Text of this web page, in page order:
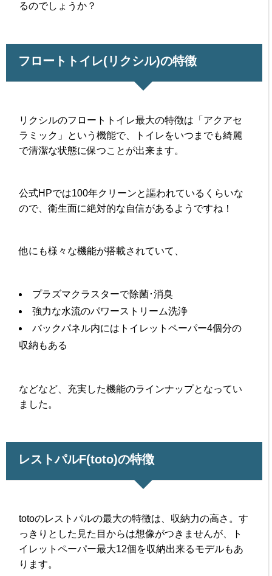
るのでしょうか？
フロートトイレ(リクシル)の特徴
リクシルのフロートトイレ最大の特徴は「アクアセ
ラミック」という機能で、トイレをいつまでも綺麗
で清潔な状態に保つことが出来ます。
公式HPでは100年クリーンと謳われているくらいな
ので、衛生面に絶対的な自信があるようですね！
他にも様々な機能が搭載されていて、
プラズマクラスターで除菌･消臭
強力な水流のパワーストリーム洗浄
バックパネル内にはトイレットペーパー4個分の
収納もある
などなど、充実した機能のラインナップとなってい
ました。
レストパルF(toto)の特徴
totoのレストパルの最大の特徴は、収納力の高さ。す
っきりとした見た目からは想像がつきませんが、ト
イレットペーパー最大12個を収納出来るモデルもあ
ります。